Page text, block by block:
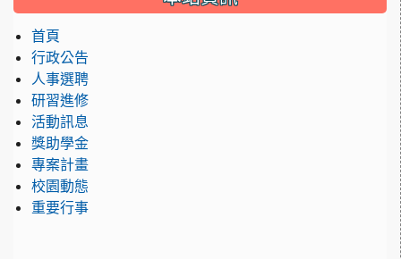
首頁
行政公告
人事選聘
研習進修
活動訊息
獎助學金
專案計畫
校園動態
重要行事